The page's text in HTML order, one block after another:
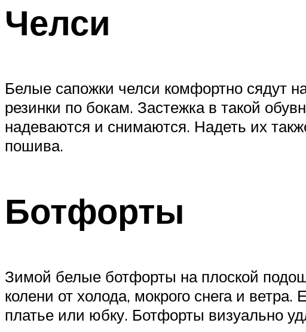
Челси
Белые сапожки челси комфортно сядут
резинки по бокам. Застежка в такой
надеваются и снимаются. Надеть их
пошива.
Ботфорты
Зимой белые ботфорты на плоской
колени от холода, мокрого снега и
платье или юбку. Ботфорты визуально